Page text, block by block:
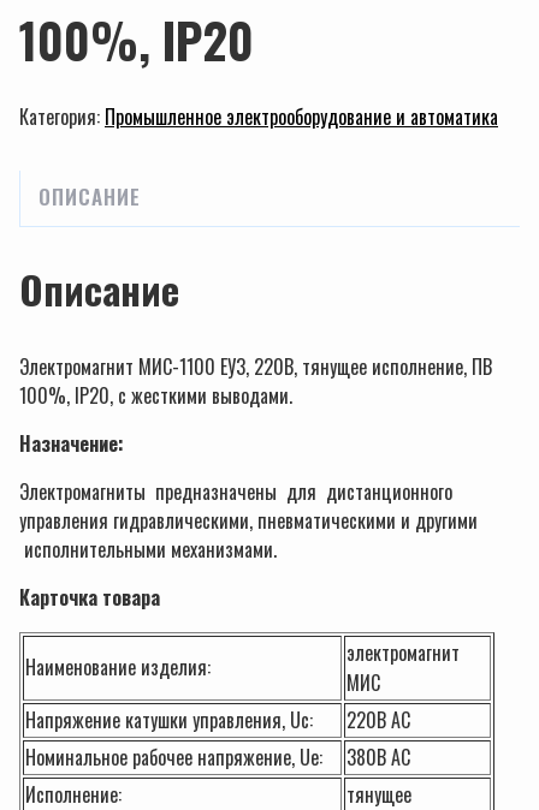
100%, IP20
Категория: Промышленное электрооборудование и автоматика
ОПИСАНИЕ
Описание
Электромагнит МИС-1100 ЕУ3, 220В, тянущее исполнение, ПВ
100%, IP20, с жесткими выводами.
Назначение:
Электромагниты предназначены для дистанционного
управления гидравлическими, пневматическими и другими
исполнительными механизмами.
Карточка товара
Наименование изделия:
электромагнит
МИС
Напряжение катушки управления, Uc:
220В АС
Номинальное рабочее напряжение, Ue:
380В АС
Исполнение:
тянущее